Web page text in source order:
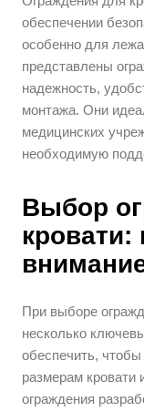
обеспечении
особенно для
представлены
надежность,
монтажа. Они
медицинских
необходимую
Выбор
кровати:
При выборе
несколько
обеспечить,
размерам кровати
ограждения